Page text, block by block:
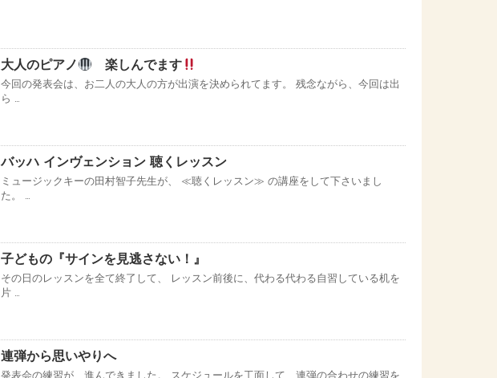
大人のピアノ 楽しんでます
今回の発表会は、お二人の大人の方が出演を決められてます。 残念ながら、今回は出
ら …
バッハ インヴェンション 聴くレッスン
ミュージックキーの田村智子先生が、 ≪聴くレッスン≫ の講座をして下さいまし
た。 …
子どもの『サインを見逃さない！』
その日のレッスンを全て終了して、 レッスン前後に、代わる代わる自習している机を
片 …
連弾から思いやりへ